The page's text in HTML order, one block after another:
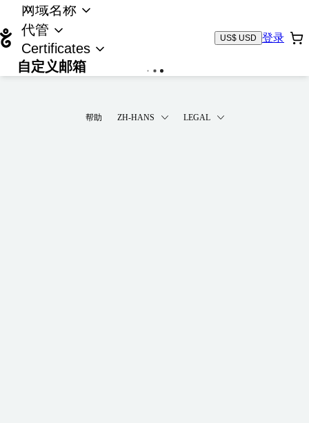
网域名称
代管
Certificates
自定义邮箱
US$ USD 登录
载入中...
帮助 ZH-HANS LEGAL